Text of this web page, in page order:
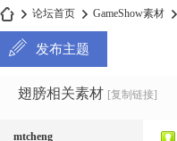
»
论坛首页
›
GameShow素材
发布主题
翅膀相关素材 [复制链接]
mtcheng